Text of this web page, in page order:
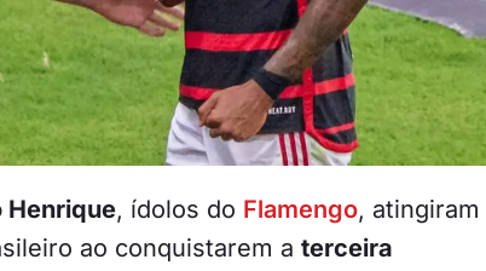
Henrique, ídolos do Flamengo, atingiram
ao conquistarem a terceira